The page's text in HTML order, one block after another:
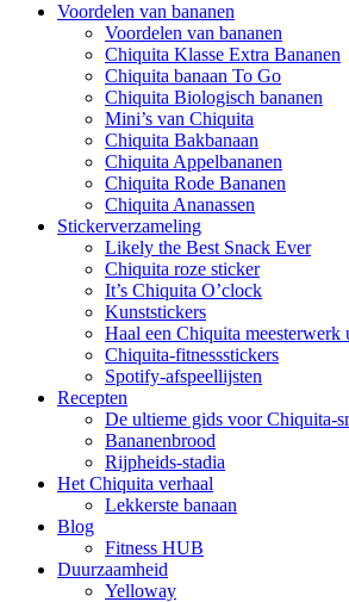
Voordelen van bananen
Voordelen van bananen
Chiquita Klasse Extra Bananen
Chiquita banaan To Go
Chiquita Biologisch bananen
Mini’s van Chiquita
Chiquita Bakbanaan
Chiquita Appelbananen
Chiquita Rode Bananen
Chiquita Ananassen
Stickerverzameling
Likely the Best Snack Ever
Chiquita roze sticker
It’s Chiquita O’clock
Kunststickers
Haal een Chiquita meesterwerk
Chiquita-fitnessstickers
Spotify-afspeellijsten
Recepten
De ultieme gids voor Chiquita-
Bananenbrood
Rijpheids-stadia
Het Chiquita verhaal
Lekkerste banaan
Blog
Fitness HUB
Duurzaamheid
Yelloway